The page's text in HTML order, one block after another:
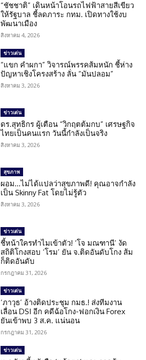
“ชัชชาติ” เดินหน้าโอนรถไฟฟ้าสายสีเขียว
ให้รัฐบาล ชี้ลดภาระ กทม. เปิดทางใช้งบ
พัฒนาเมือง
สิงหาคม 4, 2026
ข่าวเด่น
“แขก คำผกา” วิจารณ์พรรคส้มหนัก ชี้ห่าง
ปัญหาเชิงโครงสร้าง ลั่น “มันปลอม”
สิงหาคม 3, 2026
ข่าวเด่น
ดร.สุทธิกร ผู้เตือน “วิกฤตต้มกบ” เศรษฐกิจ
ไทยเป็นคนแรก วันนี้กำลังเป็นจริง
สิงหาคม 3, 2026
สุขภาพ
ผอม…ไม่ได้แปลว่าสุขภาพดี! คุณอาจกำลัง
เป็น Skinny Fat โดยไม่รู้ตัว
สิงหาคม 3, 2026
ข่าวเด่น
ชี้หน้าใครทำไมเข้าตัว! ‘โจ มณฑานี’ งัด
สถิติโกงสอบ ‘โรม’ ยัน จ.ติดอันดับโกง ส้ม
ก็ติดอันดับ
กรกฎาคม 31, 2026
ข่าวเด่น
‘ภาวุธ’ อ้างติดประชุม กมธ.! ส่งทีมงาน
เลื่อน DSI อีก คดีฉ้อโกง-ฟอกเงิน Forex
ยันเข้าพบ 3 ส.ค. แน่นอน
กรกฎาคม 31, 2026
ข่าวเด่น